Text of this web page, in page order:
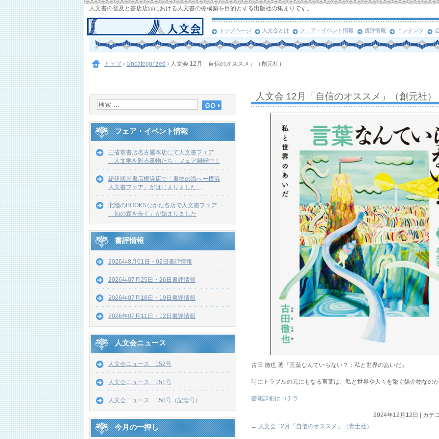
人文書の普及と書店店頭における人文書の棚構築を目的とする出版社の集まりです。
トップページ 人文会とは フェア・イベント情報 書評情報 コンテンツ
トップ › Uncategorized › 人文会 12月「自信のオススメ」（創元社）
人文会 12月「自信のオススメ」（創元社）
古田 徹也 著『言葉なんていらない？：私と世界のあいだ』
時にトラブルの元にもなる言葉は、私と世界や人々を繋ぐ媒介物なの
書籍詳細はコチラ
2024年12月12日 | カテ
← 人文会 12月「自信のオススメ」（青土社）
フェア・イベント情報
三省堂書店名古屋本店にて人文書フェア
「人文学を彩る書物たち」フェア開催中！
紀伊國屋書店横浜店で「書物の海へー横浜
人文書フェア」がはじまりました。
北陸のBOOKSなかだ各店で人文書フェア
「知の森を歩く」が始まりました
書評情報
2026年8月01日・02日書評情報
2026年07月25日・26日書評情報
2026年07月18日・19日書評情報
2026年07月11日・12日書評情報
人文会ニュース
人文会ニュース 152号
人文会ニュース 151号
人文会ニュース 150号（記念号）
今月の一押し